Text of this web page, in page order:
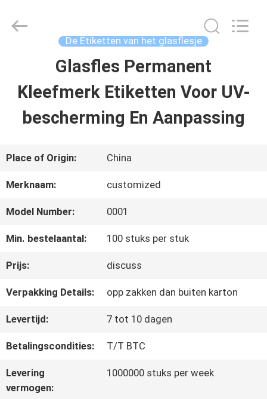
PRODUCTEN
ONGEVEER
ONS
KWALITEITSCONTROLE
NIEUWS
(Xiamen)
Reserved.
De Etiketten van het glasflesje
Glasfles Permanent
Kleefmerk Etiketten Voor UV-
bescherming En Aanpassing
Place of Origin: China
Merknaam: customized
Model Number: 0001
Min. bestelaantal: 100 stuks per stuk
Prijs: discuss
Verpakking Details: opp zakken dan buiten karton
Levertijd: 7 tot 10 dagen
Betalingscondities: T/T BTC
Levering
vermogen:
1000000 stuks per week